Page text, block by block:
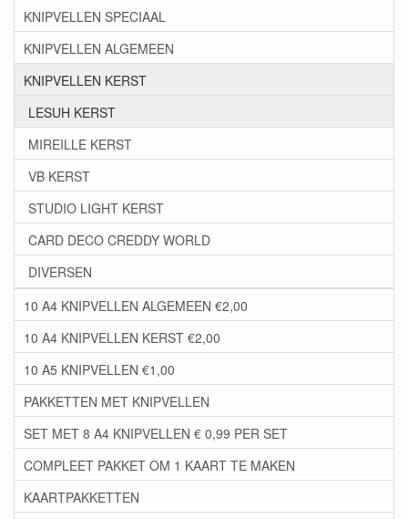
KNIPVELLEN SPECIAAL
KNIPVELLEN ALGEMEEN
KNIPVELLEN KERST
LESUH KERST
MIREILLE KERST
VB KERST
STUDIO LIGHT KERST
CARD DECO CREDDY WORLD
DIVERSEN
10 A4 KNIPVELLEN ALGEMEEN €2,00
10 A4 KNIPVELLEN KERST €2,00
10 A5 KNIPVELLEN €1,00
PAKKETTEN MET KNIPVELLEN
SET MET 8 A4 KNIPVELLEN € 0,99 PER SET
COMPLEET PAKKET OM 1 KAART TE MAKEN
KAARTPAKKETTEN